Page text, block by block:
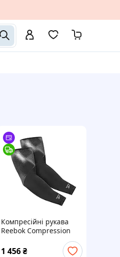
Компресійні рукава
Reebok Compression
Arm Sleeve чорний Уні
L DC
1 456₴